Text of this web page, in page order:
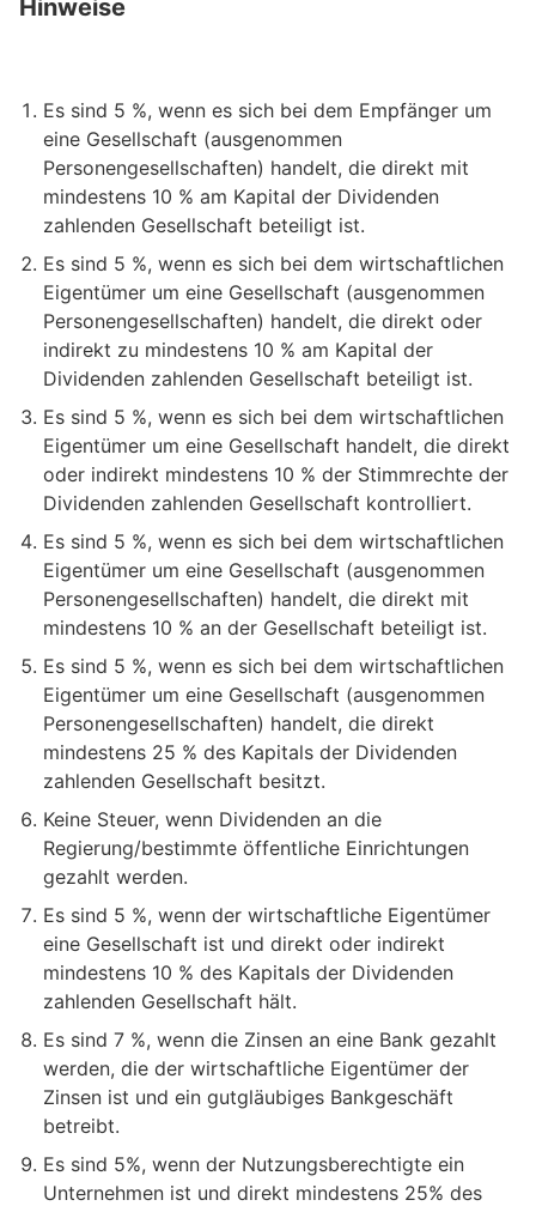
Hinweise
Es sind 5 %, wenn es sich bei dem Empfänger um
eine Gesellschaft (ausgenommen
Personengesellschaften) handelt, die direkt mit
mindestens 10 % am Kapital der Dividenden
zahlenden Gesellschaft beteiligt ist.
Es sind 5 %, wenn es sich bei dem wirtschaftlichen
Eigentümer um eine Gesellschaft (ausgenommen
Personengesellschaften) handelt, die direkt oder
indirekt zu mindestens 10 % am Kapital der
Dividenden zahlenden Gesellschaft beteiligt ist.
Es sind 5 %, wenn es sich bei dem wirtschaftlichen
Eigentümer um eine Gesellschaft handelt, die direkt
oder indirekt mindestens 10 % der Stimmrechte der
Dividenden zahlenden Gesellschaft kontrolliert.
Es sind 5 %, wenn es sich bei dem wirtschaftlichen
Eigentümer um eine Gesellschaft (ausgenommen
Personengesellschaften) handelt, die direkt mit
mindestens 10 % an der Gesellschaft beteiligt ist.
Es sind 5 %, wenn es sich bei dem wirtschaftlichen
Eigentümer um eine Gesellschaft (ausgenommen
Personengesellschaften) handelt, die direkt
mindestens 25 % des Kapitals der Dividenden
zahlenden Gesellschaft besitzt.
Keine Steuer, wenn Dividenden an die
Regierung/bestimmte öffentliche Einrichtungen
gezahlt werden.
Es sind 5 %, wenn der wirtschaftliche Eigentümer
eine Gesellschaft ist und direkt oder indirekt
mindestens 10 % des Kapitals der Dividenden
zahlenden Gesellschaft hält.
Es sind 7 %, wenn die Zinsen an eine Bank gezahlt
werden, die der wirtschaftliche Eigentümer der
Zinsen ist und ein gutgläubiges Bankgeschäft
betreibt.
Es sind 5%, wenn der Nutzungsberechtigte ein
Unternehmen ist und direkt mindestens 25% des